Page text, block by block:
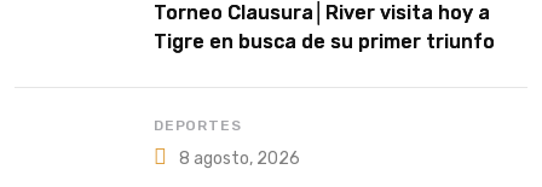
Torneo Clausura│River visita hoy a
Tigre en busca de su primer triunfo
DEPORTES
8 agosto, 2026